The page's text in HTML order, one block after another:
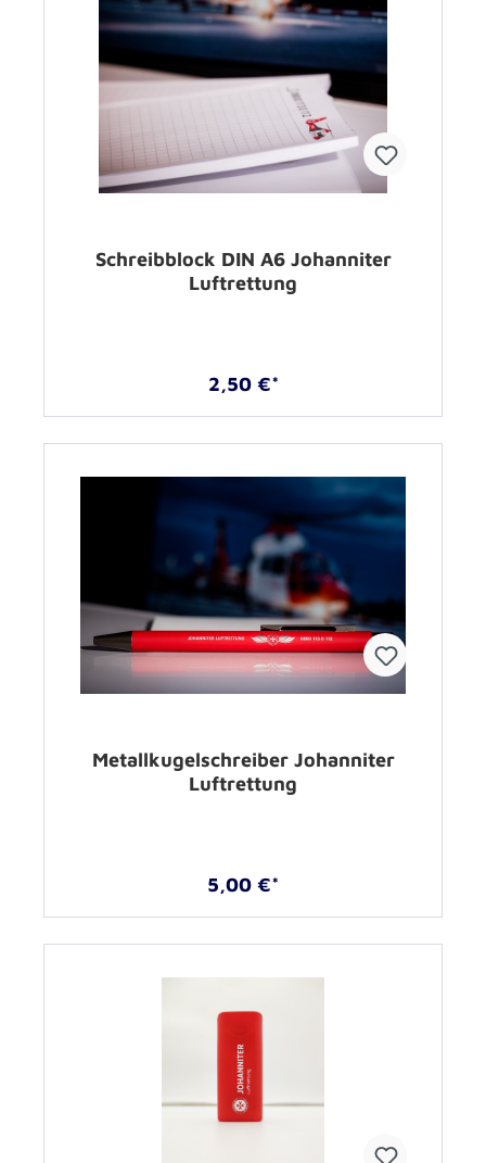
Schreibblock DIN A6 Johanniter
Luftrettung
2,50 €*
Metallkugelschreiber Johanniter
Luftrettung
5,00 €*